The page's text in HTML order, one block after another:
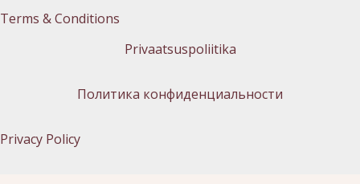
Terms & Conditions
Privaatsuspoliitika
Политика конфиденциальности
Privacy Policy